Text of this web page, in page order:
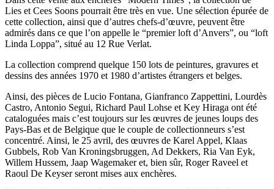
Lies et Cees Soons pourrait être très en vue. Une sélection épurée de
cette collection, ainsi que d’autres chefs-d’œuvre, peuvent être
admirés dans ce que l’on appelle le “premier loft d’Anvers”, ou “loft
Linda Loppa”, situé au 12 Rue Verlat.
La collection comprend quelque 150 lots de peintures, gravures et
dessins des années 1970 et 1980 d’artistes étrangers et belges.
Ainsi, des pièces de Lucio Fontana, Gianfranco Zappettini, Lourdès
Castro, Antonio Segui, Richard Paul Lohse et Key Hiraga ont été
cataloguées mais c’est toujours sur les œuvres de jeunes loups des
Pays-Bas et de Belgique que le couple de collectionneurs s’est
concentré. Ainsi, le 25 avril, des œuvres de Karel Appel, Klaas
Gubbels, Rob Van Kroningsbruggen, Ad Dekkers, Ria Van Eyk,
Willem Hussem, Jaap Wagemaker et, bien sûr, Roger Raveel et
Raoul De Keyser seront mises aux enchères.